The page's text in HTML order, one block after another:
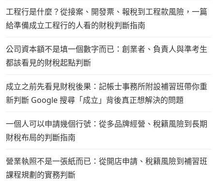
工程行是什麼？從接案、開發票、報稅到工程款風險，一篇
給準備成立工程行的人看的財稅判斷指南
公司資本額不是填一個數字而已：創業者、負責人與準考生
都該看見的財稅起點判斷
成立之前先看見財稅後果：記帳士事務所附設補習班帶你重
新判斷 Google 搜尋「成立」背後真正想解決的問題
一個人可以申請幾個行號：從多品牌經營、稅籍風險到長期
財稅布局的判斷指南
營業執照不是一張紙而已：從開店申請、稅籍風險到補習班
課程規劃的實務判斷